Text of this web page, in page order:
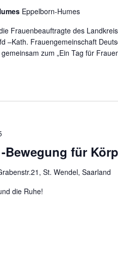
Eppelborn-Humes
Frauenbeauftragte des
–Kath. Frauengemeinschaft
zum „Ein Tag für
Bewegung für
St. Wendel, Saarland
die Ruhe!